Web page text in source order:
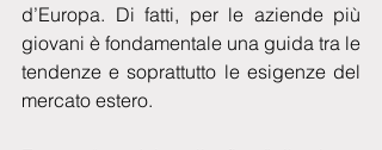
d’Europa. Di fatti, per le aziende più
giovani è fondamentale una guida tra le
tendenze e soprattutto le esigenze del
mercato estero.